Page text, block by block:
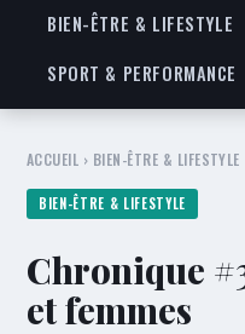
BIEN-ÊTRE & LIFESTYLE
SPORT & PERFORMANCE
ACCUEIL › BIEN-ÊTRE & LIFESTYLE
BIEN-ÊTRE & LIFESTYLE
Chronique
et femmes